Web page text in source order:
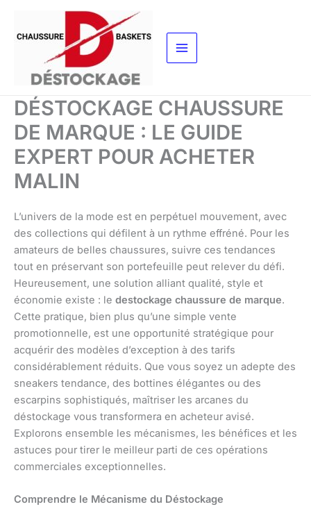
contenu
DÉSTOCKAGE CHAUSSURE
DE MARQUE : LE GUIDE
EXPERT POUR ACHETER
MALIN
L’univers de la mode est en perpétuel mouvement, avec
des collections qui défilent à un rythme effréné. Pour les
amateurs de belles chaussures, suivre ces tendances
tout en préservant son portefeuille peut relever du défi.
Heureusement, une solution alliant qualité, style et
économie existe : le destockage chaussure de marque.
Cette pratique, bien plus qu’une simple vente
promotionnelle, est une opportunité stratégique pour
acquérir des modèles d’exception à des tarifs
considérablement réduits. Que vous soyez un adepte des
sneakers tendance, des bottines élégantes ou des
escarpins sophistiqués, maîtriser les arcanes du
déstockage vous transformera en acheteur avisé.
Explorons ensemble les mécanismes, les bénéfices et les
astuces pour tirer le meilleur parti de ces opérations
commerciales exceptionnelles.
Comprendre le Mécanisme du Déstockage